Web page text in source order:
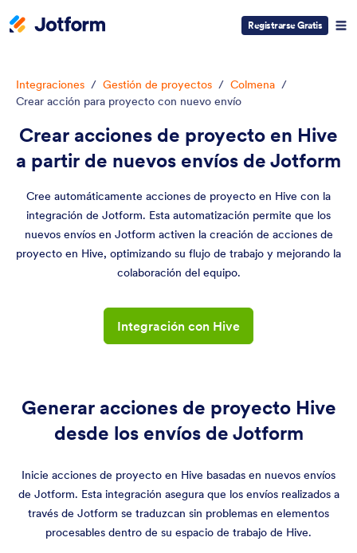
Registrarse Gratis
Integraciones / Gestión de proyectos / Colmena /
Crear acción para proyecto con nuevo envío
Crear acciones de proyecto en Hive
a partir de nuevos envíos de Jotform
Cree automáticamente acciones de proyecto en Hive con la
integración de Jotform. Esta automatización permite que los
nuevos envíos en Jotform activen la creación de acciones de
proyecto en Hive, optimizando su flujo de trabajo y mejorando la
colaboración del equipo.
Integración con Hive
Generar acciones de proyecto Hive
desde los envíos de Jotform
Inicie acciones de proyecto en Hive basadas en nuevos envíos
de Jotform. Esta integración asegura que los envíos realizados a
través de Jotform se traduzcan sin problemas en elementos
procesables dentro de su espacio de trabajo de Hive.